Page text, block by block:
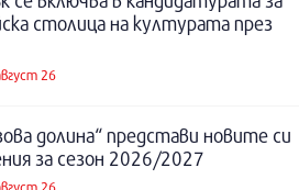
столица на културата през
26
долина“ представи новите си
за сезон 2026/2027
26